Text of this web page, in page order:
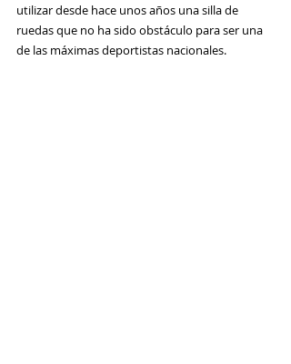
utilizar desde hace unos años una silla de
ruedas que no ha sido obstáculo para ser una
de las máximas deportistas nacionales.